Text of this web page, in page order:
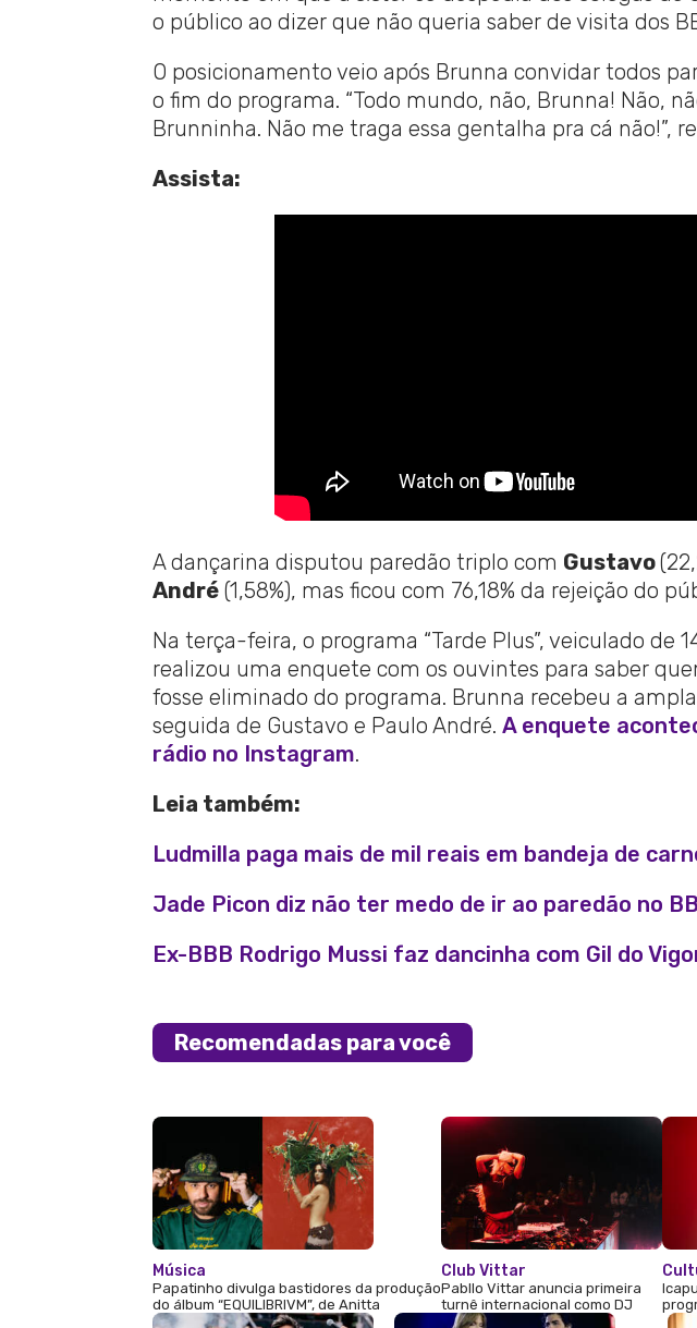
o público ao dizer que não queria saber de visita dos
O posicionamento veio após Brunna convidar todos
o fim do programa. “Todo mundo, não, Brunna! Não,
Brunninha. Não me traga essa gentalha pra cá não!”,
Assista:
A dançarina disputou paredão triplo com Gustavo
André(1,58%), mas ficou com 76,18% da rejeição do
Na terça-feira, o programa “Tarde Plus”, veiculado de
realizou uma enquete com os ouvintes para saber
fosse eliminado do programa. Brunna recebeu a
seguida de Gustavo e Paulo André. A enquete
rádio no Instagram.
Leia também:
Ludmilla paga mais de mil reais em bandeja de
Jade Picon diz não ter medo de ir ao paredão no
Ex-BBB Rodrigo Mussi faz dancinha com Gil do
Recomendadas para você
Música
Papatinho divulga bastidores da produção
do álbum “EQUILIBRIVM”, de Anitta
Club Vittar
Pabllo Vittar anuncia primeira
turnê internacional como DJ